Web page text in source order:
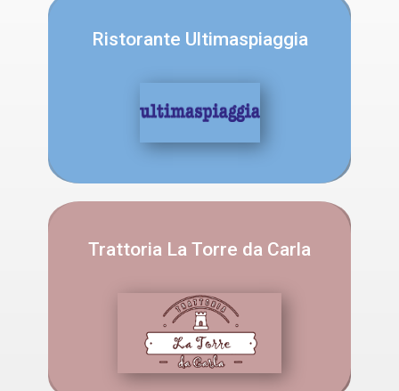
Ristorante Ultimaspiaggia
Trattoria La Torre da Carla